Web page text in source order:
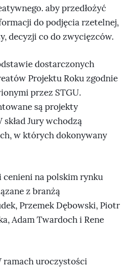
aby przedłożyć
do podjęcia rzetelnej,
decyzji co do zwycięzców.
dostarczonych
Projektu Roku zgodnie
przez STGU.
są projekty
Jury wchodzą
w których dokonywany
cenieni na polskim rynku
z branżą
Przemek Dębowski, Piotr
Adam Twardoch i Rene
ramach uroczystości